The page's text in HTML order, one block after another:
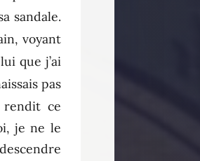
sandale.
voyant
que j’ai
pas
rendit ce
je ne le